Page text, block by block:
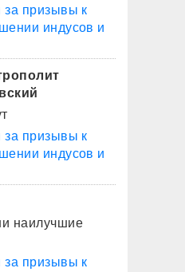
за призывы к
индусов и
за призывы к
индусов и
наилучшие
за призывы к